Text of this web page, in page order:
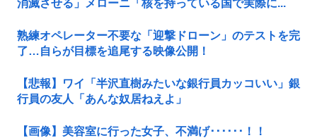
消滅させる」メローニ「核を持っている国で実際に...
熟練オペレーター不要な「迎撃ドローン」のテストを完
了…自らが目標を追尾する映像公開！
【悲報】ワイ「半沢直樹みたいな銀行員カッコいい」銀
行員の友人「あんな奴居ねえよ」
【画像】美容室に行った女子、不満げ･･････！！